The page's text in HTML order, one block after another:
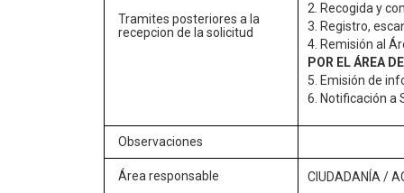
Tramites posteriores a la
recepcion de la solicitud
2. Recogida y
3. Registro,
4. Remisión al
POR EL ÁREA
5. Emisión de
6. Notificación a
Observaciones
Área responsable CIUDADANÍA /